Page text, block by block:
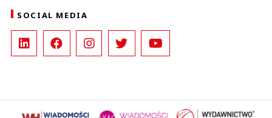
SOCIAL MEDIA